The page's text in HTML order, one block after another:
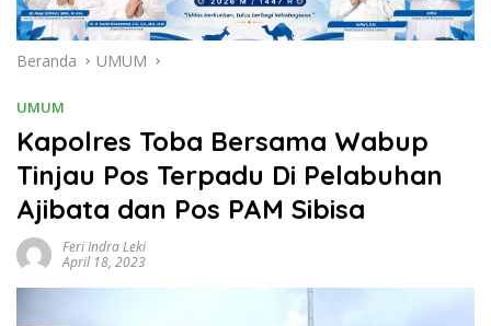
Beranda UMUM
UMUM
Kapolres Toba Bersama Wabup
Tinjau Pos Terpadu Di Pelabuhan
Ajibata dan Pos PAM Sibisa
Feri Indra Leki
April 18, 2023